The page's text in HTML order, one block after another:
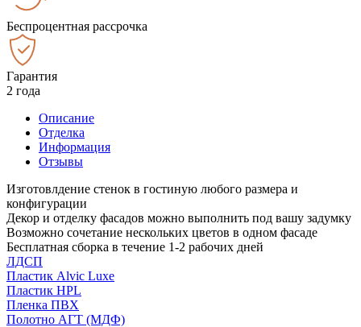
Беспроцентная рассрочка
Гарантия
2 года
Описание
Отделка
Информация
Отзывы
Изготовлдение стенок в гостиную любого размера и
конфигурации
Декор и отделку фасадов можно выполнить под вашу задумку
Возможно сочетание нескольких цветов в одном фасаде
Бесплатная сборка в течение 1-2 рабочих дней
ЛДСП
Пластик Alvic Luxe
Пластик HPL
Пленка ПВХ
Полотно АГТ (МДФ)